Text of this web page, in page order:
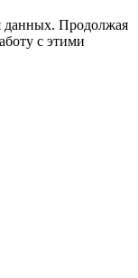
данных. Продолжая
с этими